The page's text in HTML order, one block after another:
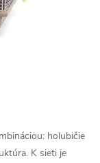
holubičie
K sieti je